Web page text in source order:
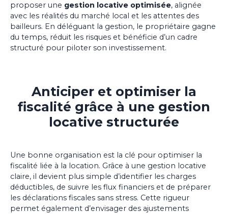
proposer une gestion locative optimisée, alignée
avec les réalités du marché local et les attentes des
bailleurs. En déléguant la gestion, le propriétaire gagne
du temps, réduit les risques et bénéficie d’un cadre
structuré pour piloter son investissement.
Anticiper et optimiser la
fiscalité grâce à une gestion
locative structurée
Une bonne organisation est la clé pour optimiser la
fiscalité liée à la location. Grâce à une gestion locative
claire, il devient plus simple d’identifier les charges
déductibles, de suivre les flux financiers et de préparer
les déclarations fiscales sans stress. Cette rigueur
permet également d’envisager des ajustements